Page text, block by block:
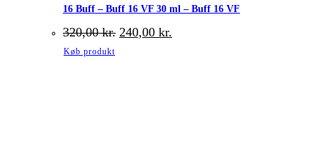
16 Buff – Buff 16 VF 30 ml – Buff 16 VF
320,00kr. Den
oprindelige
240,00 kr.
Køb produkt